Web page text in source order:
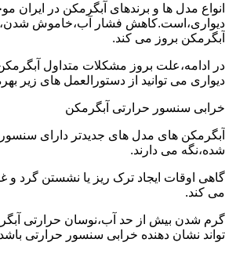
انواع مدل ها و برندهای آبگرمکن در ایران
دیواری،است.کاهش فشار آب،خاموش
آبگرمکن بروز می کند.
در ادامه،علت بروز مشکلات متداول
دیواری می توانید از دستورالعمل های زیر
خرابی سنسور حرارتی آبگرمکن
آبگرمکن های مدل های جدیدتر دارای
شده،نگه می دارند.
گاهی اوقات ایجاد ترک ریز یا نشستن گرد و
می کند.
گرم شدن بیش از حد آب،نوسان حرارتی
تواند نشان دهنده خرابی سنسور حرارتی